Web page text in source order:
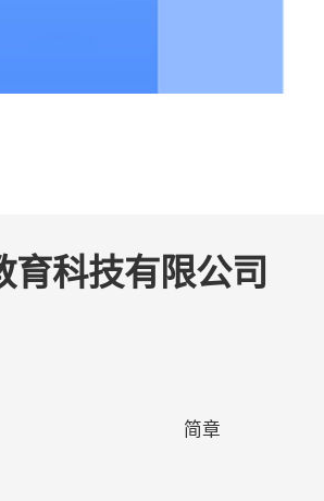
育科技有限公司
简章